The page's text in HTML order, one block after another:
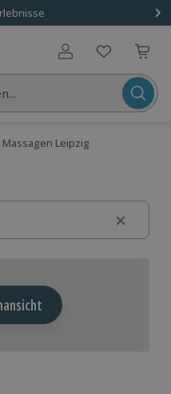
Benutzerkonto
Massagen Leipzig